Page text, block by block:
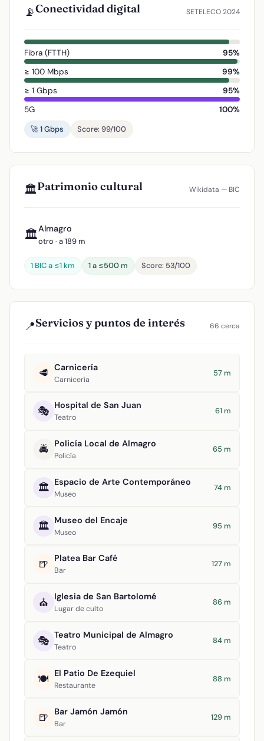
📡Conectividad digital SETELECO 2024
Fibra (FTTH)
95%
≥ 100 Mbps
99%
≥ 1 Gbps
95%
5G
100%
🚀 1 Gbps
Score: 99/100
🏛️Patrimonio cultural Wikidata — BIC
🏛️Almagro
otro · a 189 m
1 BIC a ≤1 km 1 a ≤500 m Score: 53/100
📍Servicios y puntos de interés 66 cerca
🥩 Carnicería
Carnicería
57 m
🎭 Hospital de San Juan
Teatro
61 m
🚔 Policía Local de Almagro
Policía
65 m
🏛️ Espacio de Arte Contemporáneo
Museo
74 m
🏛️ Museo del Encaje
Museo
95 m
🍺 Platea Bar Café
Bar
127 m
⛪ Iglesia de San Bartolomé
Lugar de culto
86 m
🎭 Teatro Municipal de Almagro
Teatro
84 m
🍽️ El Patio De Ezequiel
Restaurante
88 m
🍺 Bar Jamón Jamón
Bar
129 m